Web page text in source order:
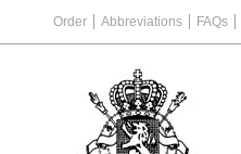
Order Abbreviations FAQs